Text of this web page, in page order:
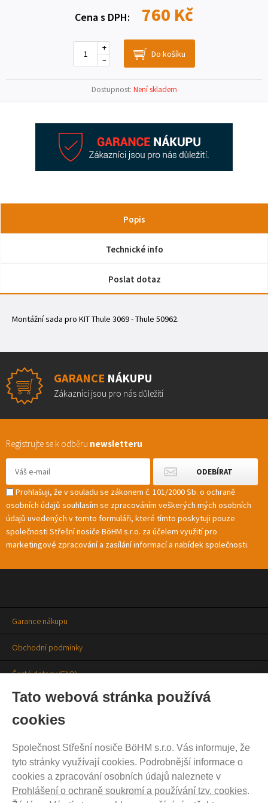
Tato webová stránka používá
cookies
Společnost Střešní nosiče BöHM s.r.o. Vás informuje, že
tyto stránky využívají cookies. Podrobnější informace o
cookies a zpracování osobních údajů naleznete v
Prohlášení o ochraně soukromí a používání tzv. cookies.
Cena s DPH: 760 Kč
–
+
Dostupnost: Není skladem
Popis
Technické info
Poslat dotaz
Montážní sada pro KIT Thule 3069 - Thule 50962.
GARANCE NÁKUPU
Zákazníci jsou pro nás důležití
Registrujte se k odběru newsletteru
Prohlašuji, že v souladu se zákonem č. 101/2000 Sb. o ochraně
osobních údajů souhlasím se zpracováním veškerých mých osobních
údajů uvedených v tomto formuláři, které tímto poskytuji pouze
společnosti Střešní nosiče BöHM s.r.o. za účelem využití pro
marketingové zpracování a zasílání informací a nabídek společnosti.
Garance nákupu
Obchodní podmínky
Časté dotazy (FAQ)
Prodejny
Aktuality
Kontakty
Ochrana soukromí